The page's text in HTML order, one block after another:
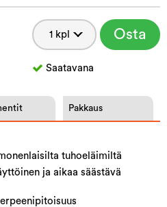
Osta
Saatavana
Pakkaus
tuhoeläimiltä
ja aikaa säästävä